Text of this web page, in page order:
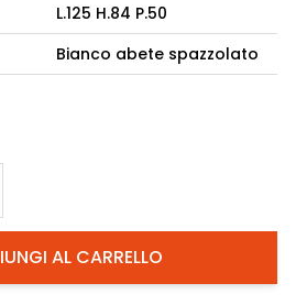
L.125 H.84 P.50
Bianco abete spazzolato
AL CARRELLO